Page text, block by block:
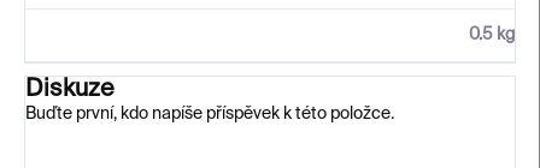
0.5 kg
Diskuze
Buďte první, kdo napíše příspěvek k této položce.